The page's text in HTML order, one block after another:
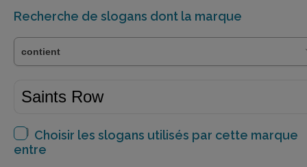
Recherche de slogans dont la marque
Choisir les slogans utilisés par cette marque
entre